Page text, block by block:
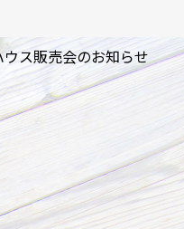
ス販売会のお知らせ